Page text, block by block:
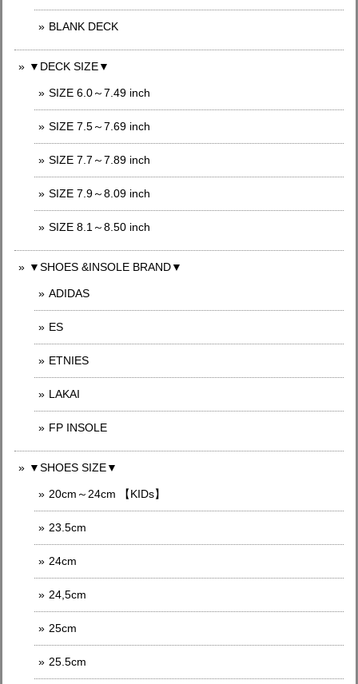
BLANK DECK
▼DECK SIZE▼
SIZE 6.0～7.49 inch
SIZE 7.5～7.69 inch
SIZE 7.7～7.89 inch
SIZE 7.9～8.09 inch
SIZE 8.1～8.50 inch
▼SHOES &INSOLE BRAND▼
ADIDAS
ES
ETNIES
LAKAI
FP INSOLE
▼SHOES SIZE▼
20cm～24cm 【KIDs】
23.5cm
24cm
24,5cm
25cm
25.5cm